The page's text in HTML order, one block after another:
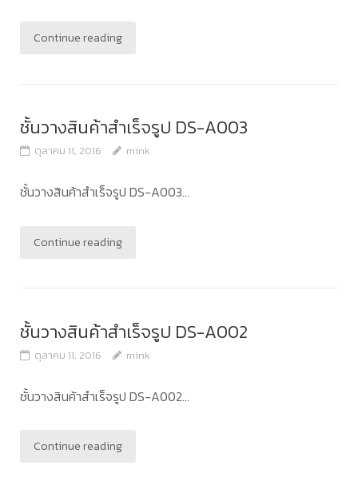
Continue reading
ชั้นวางสินค้าสำเร็จรูป DS-A003
ตุลาคม 11, 2016 mink
ชั้นวางสินค้าสำเร็จรูป DS-A003...
Continue reading
ชั้นวางสินค้าสำเร็จรูป DS-A002
ตุลาคม 11, 2016 mink
ชั้นวางสินค้าสำเร็จรูป DS-A002...
Continue reading